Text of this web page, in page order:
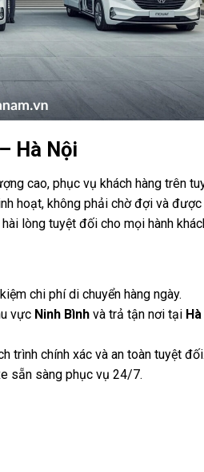
Hà Nội
cao, phục vụ khách hàng trên
hoạt, không phải chờ đợi và
lòng tuyệt đối cho mọi hành
chi phí di chuyển hàng ngày.
vực Ninh Bình và trả tận nơi tại
trình chính xác và an toàn tuyệt đối.
sẵn sàng phục vụ 24/7.